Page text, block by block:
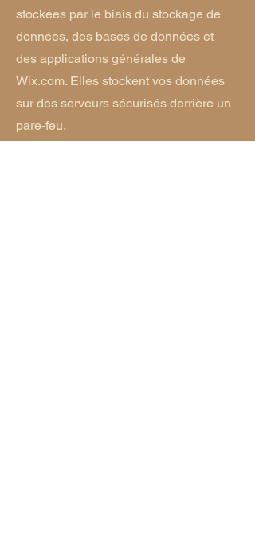
stockées par le biais du stockage de
données, des bases de données et
des applications générales de
Wix.com. Elles stockent vos données
sur des serveurs sécurisés derrière un
pare-feu.